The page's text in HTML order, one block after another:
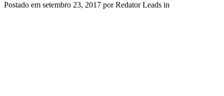
Postado em setembro 23, 2017 por Redator Leads in